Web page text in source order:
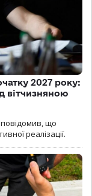
2027 року:
вітчизняною
що
реалізації.